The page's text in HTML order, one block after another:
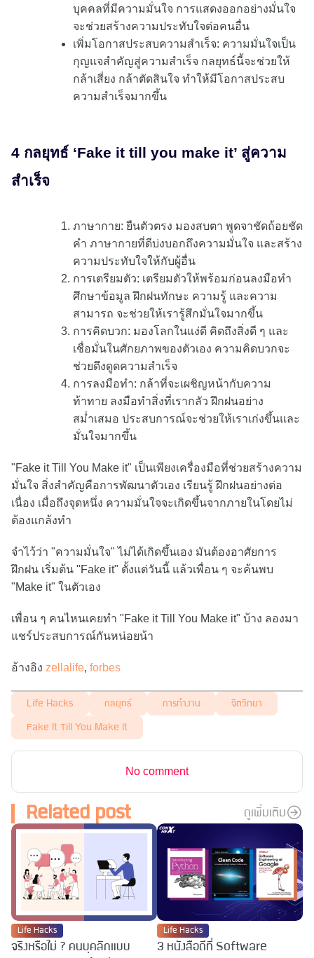
บุคคลที่มีความมั่นใจ การแสดงออกอย่างมั่นใจ
จะช่วยสร้างความประทับใจต่อคนอื่น
เพิ่มโอกาสประสบความสำเร็จ: ความมั่นใจเป็น
กุญแจสำคัญสู่ความสำเร็จ กลยุทธ์นี้จะช่วยให้
กล้าเสี่ยง กล้าตัดสินใจ ทำให้มีโอกาสประสบ
ความสำเร็จมากขึ้น
4 กลยุทธ์ ‘Fake it till you make it’ สู่ความ
สำเร็จ
ภาษากาย: ยืนตัวตรง มองสบตา พูดจาชัดถ้อยชัด
คำ ภาษากายที่ดีบ่งบอกถึงความมั่นใจ และสร้าง
ความประทับใจให้กับผู้อื่น
การเตรียมตัว: เตรียมตัวให้พร้อมก่อนลงมือทำ
ศึกษาข้อมูล ฝึกฝนทักษะ ความรู้ และความ
สามารถ จะช่วยให้เรารู้สึกมั่นใจมากขึ้น
การคิดบวก: มองโลกในแง่ดี คิดถึงสิ่งดี ๆ และ
เชื่อมั่นในศักยภาพของตัวเอง ความคิดบวกจะ
ช่วยดึงดูดความสำเร็จ
การลงมือทำ: กล้าที่จะเผชิญหน้ากับความ
ท้าทาย ลงมือทำสิ่งที่เรากลัว ฝึกฝนอย่าง
สม่ำเสมอ ประสบการณ์จะช่วยให้เราเก่งขึ้นและ
มั่นใจมากขึ้น
"Fake it Till You Make it" เป็นเพียงเครื่องมือที่ช่วยสร้างความ
มั่นใจ สิ่งสำคัญคือการพัฒนาตัวเอง เรียนรู้ ฝึกฝนอย่างต่อ
เนื่อง เมื่อถึงจุดหนึ่ง ความมั่นใจจะเกิดขึ้นจากภายในโดยไม่
ต้องแกล้งทำ
จำไว้ว่า "ความมั่นใจ" ไม่ได้เกิดขึ้นเอง มันต้องอาศัยการ
ฝึกฝน เริ่มต้น "Fake it" ตั้งแต่วันนี้ แล้วเพื่อน ๆ จะค้นพบ
"Make it" ในตัวเอง
เพื่อน ๆ คนไหนเคยทำ "Fake it Till You Make it" บ้าง ลองมา
แชร์ประสบการณ์กันหน่อยน้า
อ้างอิง zellalife, forbes
Life Hacks กลยุทธ์ การทำงาน จิตวิทยา
Fake It Till You Make It
No comment
Related post ดูเพิ่มเติม
Life Hacks
จริงหรือไม่ ? คนบุคลิกแบบ
Life Hacks
3 หนังสือดีที่ Software